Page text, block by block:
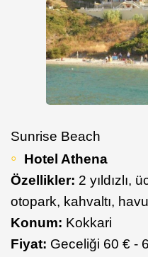
Sunrise Beach
Hotel Athena
Özellikler: 2 yıldızlı,
otopark, kahvaltı,
Konum: Kokkari
Fiyat: Geceliği 60 € -